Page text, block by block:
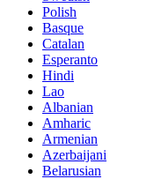
Polish
Basque
Catalan
Esperanto
Hindi
Lao
Albanian
Amharic
Armenian
Azerbaijani
Belarusian